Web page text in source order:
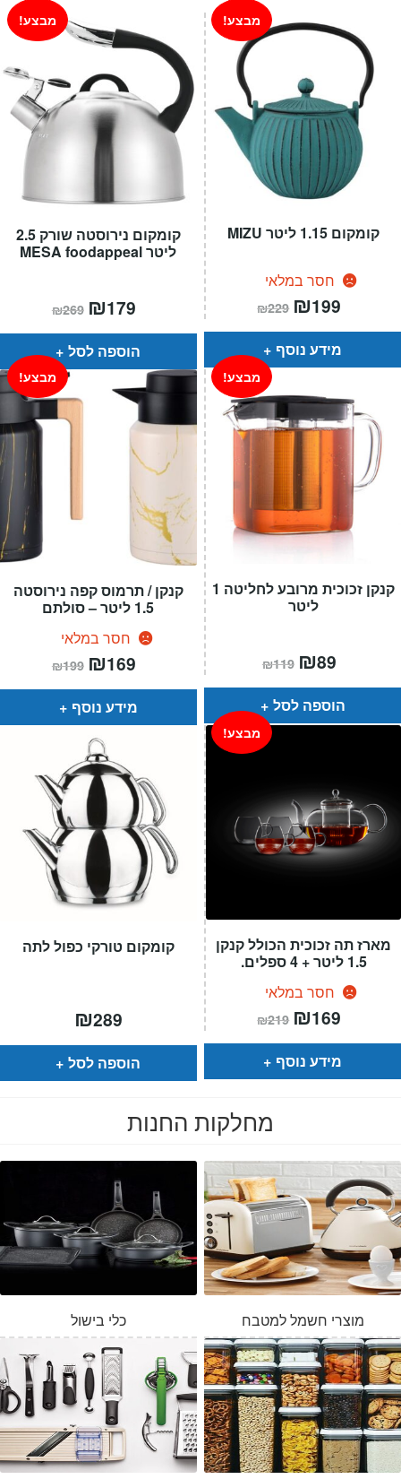
קומקום נירוסטה שורק 2.5
ליטר MESA foodappeal
מבצע!
₪269 המחיר
המקורי
היה:
₪269.
₪179
הוא:
הוספה לסל
קומקום 1.15 ליטר MIZU
חסר במלאי
מבצע!
₪229 המחיר
המקורי
היה:
₪229.
₪199
הוא:
מידע נוסף
קנקן / תרמוס קפה נירוסטה
1.5 ליטר – סולתם
חסר במלאי
מבצע!
₪199 המחיר
המקורי
היה:
₪199.
₪169
הוא:
מידע נוסף
קנקן זכוכית מרובע לחליטה 1
ליטר
מבצע!
₪119 המחיר
המקורי
היה:
₪119.
₪89
הוא:
הוספה לסל
קומקום טורקי כפול לתה
₪289
הוספה לסל
מארז תה זכוכית הכולל קנקן
1.5 ליטר + 4 ספלים.
חסר במלאי
מבצע!
₪219 המחיר
המקורי
היה:
₪219.
₪169
הוא:
מידע נוסף
מחלקות החנות
כלי בישול מוצרי חשמל למטבח